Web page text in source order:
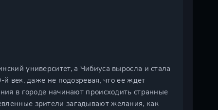
университет, а Чибиуса выросла и стала
век, даже не подозревая, что ее ждет
в городе начинают происходить странные
зрители загадывают желания, как